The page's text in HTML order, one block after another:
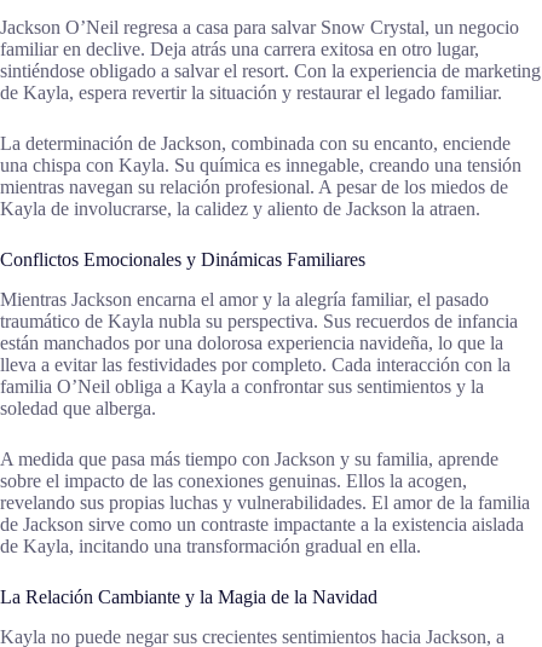
Jackson O’Neil regresa a casa para salvar Snow Crystal, un negocio
familiar en declive. Deja atrás una carrera exitosa en otro lugar,
sintiéndose obligado a salvar el resort. Con la experiencia de marketing
de Kayla, espera revertir la situación y restaurar el legado familiar.
La determinación de Jackson, combinada con su encanto, enciende
una chispa con Kayla. Su química es innegable, creando una tensión
mientras navegan su relación profesional. A pesar de los miedos de
Kayla de involucrarse, la calidez y aliento de Jackson la atraen.
Conflictos Emocionales y Dinámicas Familiares
Mientras Jackson encarna el amor y la alegría familiar, el pasado
traumático de Kayla nubla su perspectiva. Sus recuerdos de infancia
están manchados por una dolorosa experiencia navideña, lo que la
lleva a evitar las festividades por completo. Cada interacción con la
familia O’Neil obliga a Kayla a confrontar sus sentimientos y la
soledad que alberga.
A medida que pasa más tiempo con Jackson y su familia, aprende
sobre el impacto de las conexiones genuinas. Ellos la acogen,
revelando sus propias luchas y vulnerabilidades. El amor de la familia
de Jackson sirve como un contraste impactante a la existencia aislada
de Kayla, incitando una transformación gradual en ella.
La Relación Cambiante y la Magia de la Navidad
Kayla no puede negar sus crecientes sentimientos hacia Jackson, a